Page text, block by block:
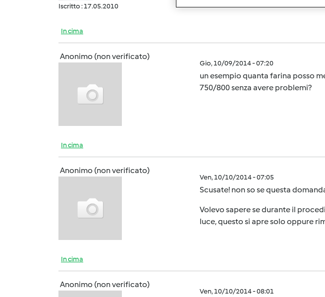
Iscritto : 17.05.2010
In cima
Anonimo (non verificato)
Gio, 10/09/2014 - 07:20
un esempio quanta farina posso
750/800 senza avere problemi?
In cima
Anonimo (non verificato)
Ven, 10/10/2014 - 07:05
Scusate! non so se questa
Volevo sapere se durante il
luce, questo si apre solo oppure
In cima
Anonimo (non verificato)
Ven, 10/10/2014 - 08:01